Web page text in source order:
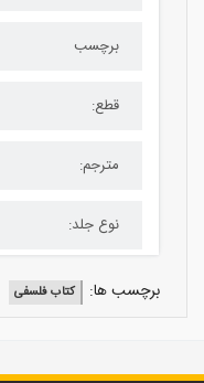
برچسب
قطع:
مترجم:
نوع جلد:
برچسب ها: کتاب فلسفی